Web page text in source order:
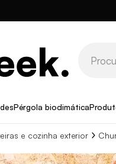
Pérgola bioclimática
e cozinha exterior